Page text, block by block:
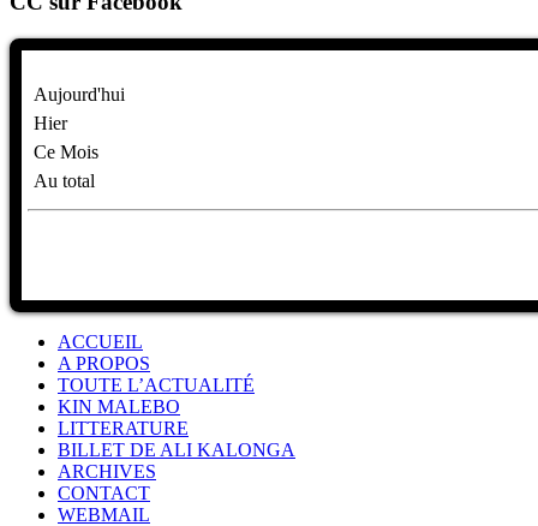
Aujourd'hui
Hier
Ce Mois
Au total
ACCUEIL
A PROPOS
TOUTE L’ACTUALITÉ
KIN MALEBO
LITTERATURE
BILLET DE ALI KALONGA
ARCHIVES
CONTACT
WEBMAIL